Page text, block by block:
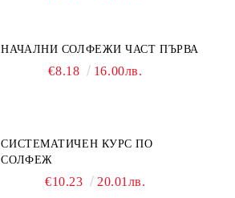
НАЧАЛНИ СОЛФЕЖИ ЧАСТ ПЪРВА
€8.18 16.00лв.
СИСТЕМАТИЧЕН КУРС ПО
СОЛФЕЖ
€10.23 20.01лв.